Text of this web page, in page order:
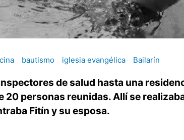
bautismo iglesia evangélica Bailarín
de salud hasta una
20 personas reunidas. Allí se
Fitín y su esposa.